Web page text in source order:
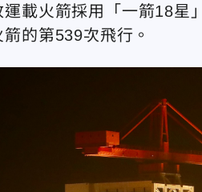
載火箭採用「一箭18星
的第539次飛行。